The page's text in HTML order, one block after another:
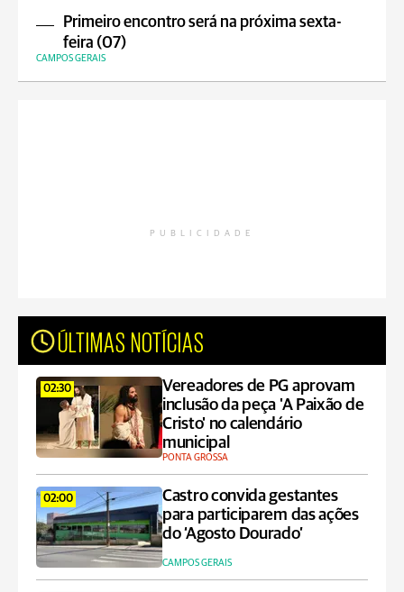
Primeiro encontro será na próxima sexta-
feira (07)
CAMPOS GERAIS
PUBLICIDADE
ÚLTIMAS NOTÍCIAS
02:30
Vereadores de PG aprovam
inclusão da peça 'A Paixão de
Cristo' no calendário
municipal
PONTA GROSSA
02:00
Castro convida gestantes
para participarem das ações
do ‘Agosto Dourado’
CAMPOS GERAIS